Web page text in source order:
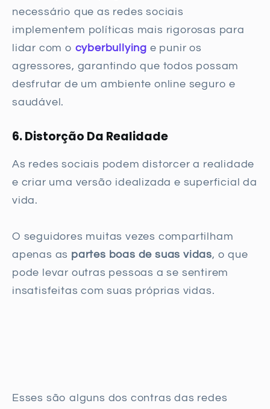
necessário que as redes sociais
implementem políticas mais rigorosas para
lidar com o cyberbullying e punir os
agressores, garantindo que todos possam
desfrutar de um ambiente online seguro e
saudável.
6. Distorção Da Realidade
As redes sociais podem distorcer a realidade
e criar uma versão idealizada e superficial da
vida.
O seguidores muitas vezes compartilham
apenas as partes boas de suas vidas, o que
pode levar outras pessoas a se sentirem
insatisfeitas com suas próprias vidas.
Esses são alguns dos contras das redes